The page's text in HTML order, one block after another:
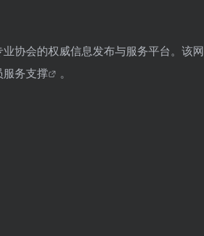
协会的权威信息发布与服务平台。该网
务支撑
。